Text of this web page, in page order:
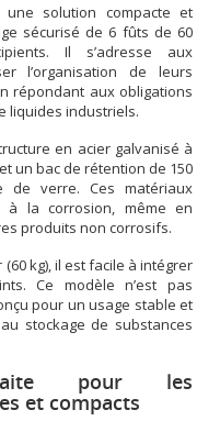
une solution compacte et
sécurisé de 6 fûts de 60
Il s’adresse aux
l’organisation de leurs
répondant aux obligations
liquides industriels.
en acier galvanisé à
un bac de rétention de 150
verre. Ces matériaux
à la corrosion, même en
produits non corrosifs.
kg), il est facile à intégrer
Ce modèle n’est pas
pour un usage stable et
stockage de substances
pour les
et compacts